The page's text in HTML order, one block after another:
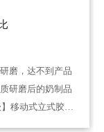
磨，达不到产品
研磨后的奶制品
移动式立式胶体